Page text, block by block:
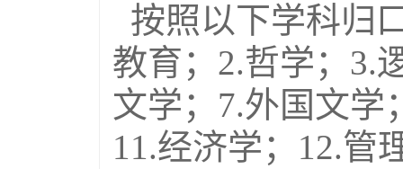
按照以下学科归
教育；2.哲学；3.
文学；7.外国文学
11.经济学；12.管